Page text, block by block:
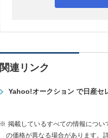
関連リンク
Yahoo!オークション で日産セ
※ 掲載しているすべての情報につい
の価格が異なる場合があります。